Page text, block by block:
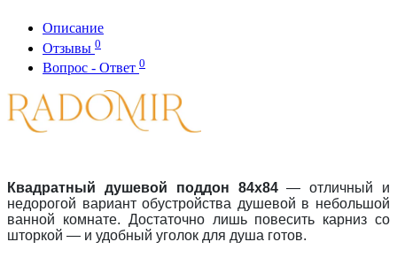
Описание
Отзывы 0
Вопрос - Ответ 0
Квадратный душевой поддон 84х84— отличный и
недорогой вариант обустройства душевой в небольшой
ванной комнате. Достаточно лишь повесить карниз со
шторкой — и удобный уголок для душа готов.